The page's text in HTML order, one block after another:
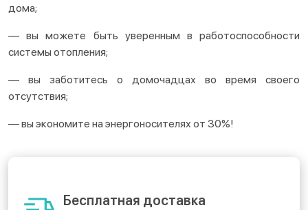
дома;
— вы можете быть уверенным в работоспособности
системы отопления;
— вы заботитесь о домочадцах во время своего
отсутствия;
— вы экономите на энергоносителях от 30%!
Бесплатная доставка